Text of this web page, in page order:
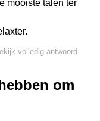
mooiste talen ter
volledig antwoord
om